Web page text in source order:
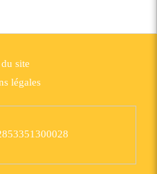
site
légales